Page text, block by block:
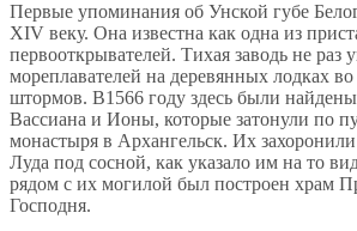
Первые упоминания об Унской губе
XIV веку. Она известна как одна из
первооткрывателей. Тихая заводь не раз
мореплавателей на деревянных лодках
штормов. В1566 году здесь были найдены
Вассиана и Ионы, которые затонули по
монастыря в Архангельск. Их
Луда под сосной, как указало им на то
рядом с их могилой был построен храм
Господня.